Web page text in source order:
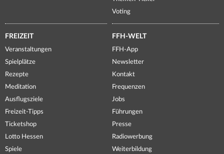
Voting
FREIZEIT
Veranstaltungen
Spielplätze
Rezepte
Meditation
Ausflugsziele
Freizeit-Tipps
Ticketshop
Lotto Hessen
Spiele
FFH-WELT
FFH-App
Newsletter
Kontakt
Frequenzen
Jobs
Führungen
Presse
Radiowerbung
Weiterbildung